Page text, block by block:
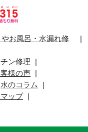
お風呂・水漏れ修
ン修理
様の声
水のコラム
ップ